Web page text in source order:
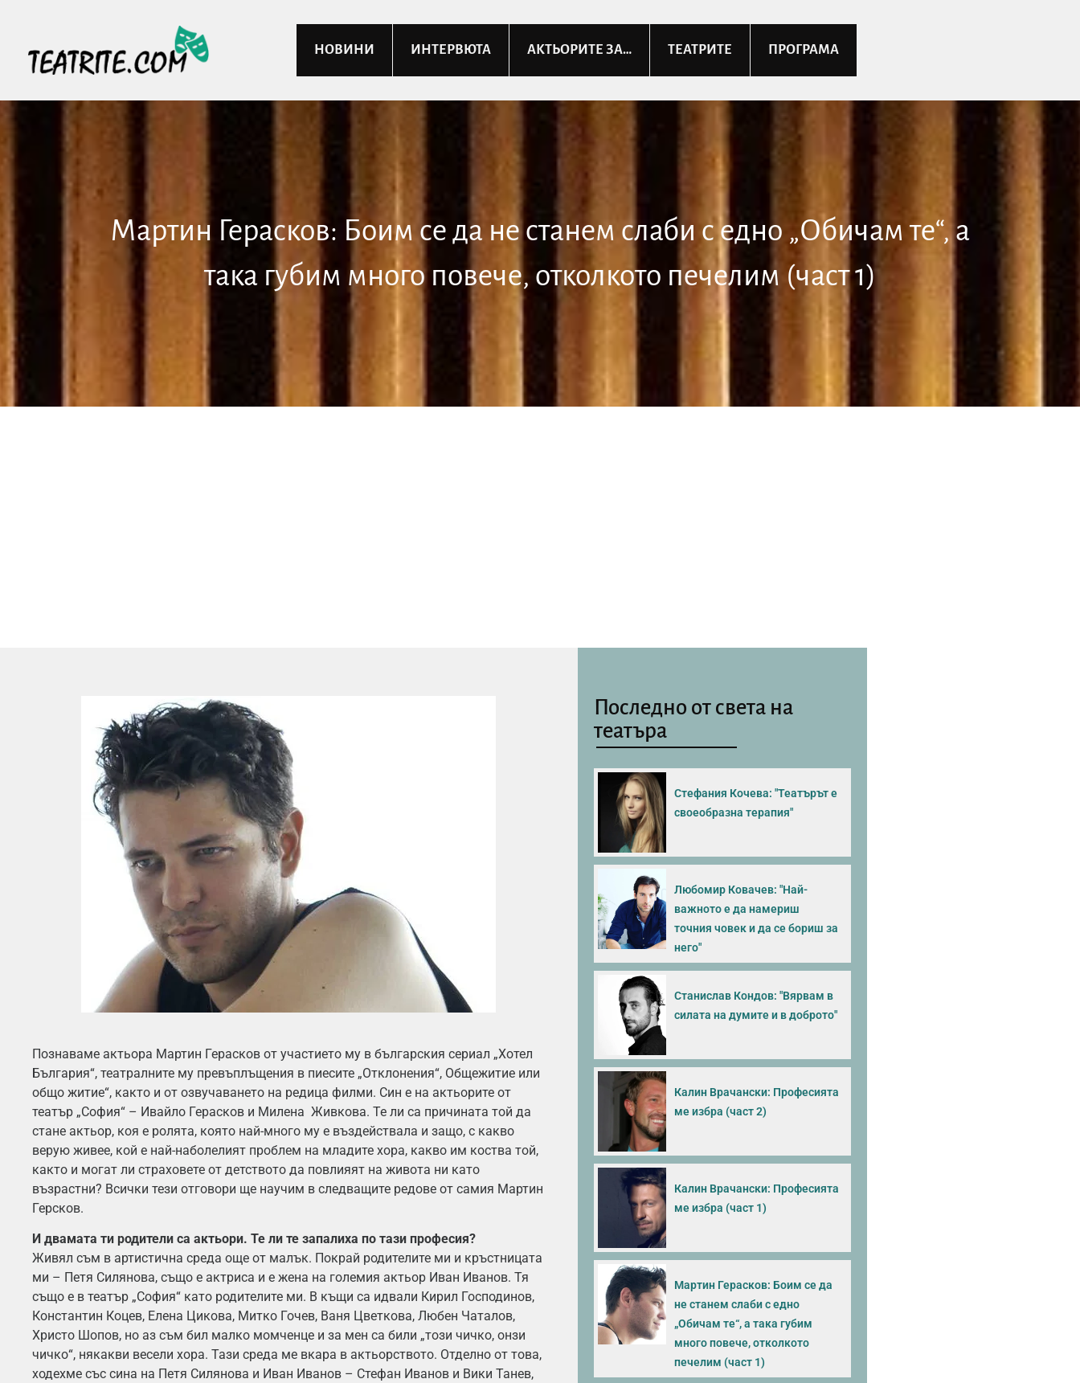
НОВИНИ ИНТЕРВЮТА АКТЬОРИТЕ ЗА… ТЕАТРИТЕ ПРОГРАМА
Мартин Герасков: Боим се да не станем слаби с едно „Обичам те“, а
така губим много повече, отколкото печелим (част 1)
Познаваме актьора Мартин Герасков от участието му в българския сериал „Хотел
България“, театралните му превъплъщения в пиесите „Отклонения“, Общежитие или
общо житие“, както и от озвучаването на редица филми. Син е на актьорите от
театър „София“ – Ивайло Герасков и Милена Живкова. Те ли са причината той да
стане актьор, коя е ролята, която най-много му е въздействала и защо, с какво
верую живее, кой е най-наболелият проблем на младите хора, какво им коства той,
както и могат ли страховете от детството да повлияят на живота ни като
възрастни? Всички тези отговори ще научим в следващите редове от самия Мартин
Герсков.
И двамата ти родители са актьори. Те ли те запалиха по тази професия?
Живял съм в артистична среда още от малък. Покрай родителите ми и кръстницата
ми – Петя Силянова, също е актриса и е жена на големия актьор Иван Иванов. Тя
също е в театър „София“ като родителите ми. В къщи са идвали Кирил Господинов,
Константин Коцев, Елена Цикова, Митко Гочев, Ваня Цветкова, Любен Чаталов,
Христо Шопов, но аз съм бил малко момченце и за мен са били „този чичко, онзи
чичко“, някакви весели хора. Тази среда ме вкара в актьорството. Отделно от това,
ходехме със сина на Петя Силянова и Иван Иванов – Стефан Иванов и Вики Танев,
Последно от света на
театъра
Стефания Кочева: "Театърът е
своеобразна терапия"
Любомир Ковачев: "Най-
важното е да намериш
точния човек и да се бориш за
него"
Станислав Кондов: "Вярвам в
силата на думите и в доброто"
Калин Врачански: Професията
ме избра (част 2)
Калин Врачански: Професията
ме избра (част 1)
Мартин Герасков: Боим се да
не станем слаби с едно
„Обичам те“, а така губим
много повече, отколкото
печелим (част 1)